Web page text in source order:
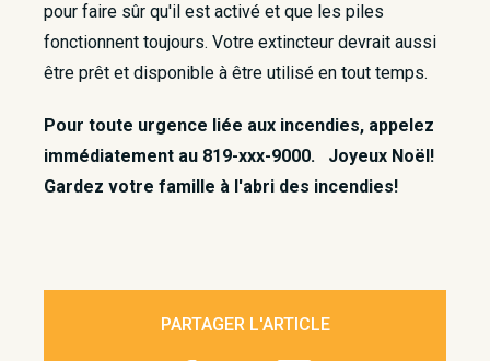
pour faire sûr qu'il est activé et que les piles
fonctionnent toujours. Votre extincteur devrait aussi
être prêt et disponible à être utilisé en tout temps.
Pour toute urgence liée aux incendies, appelez
immédiatement au 819-xxx-9000. Joyeux Noël!
Gardez votre famille à l'abri des incendies!
PARTAGER L'ARTICLE